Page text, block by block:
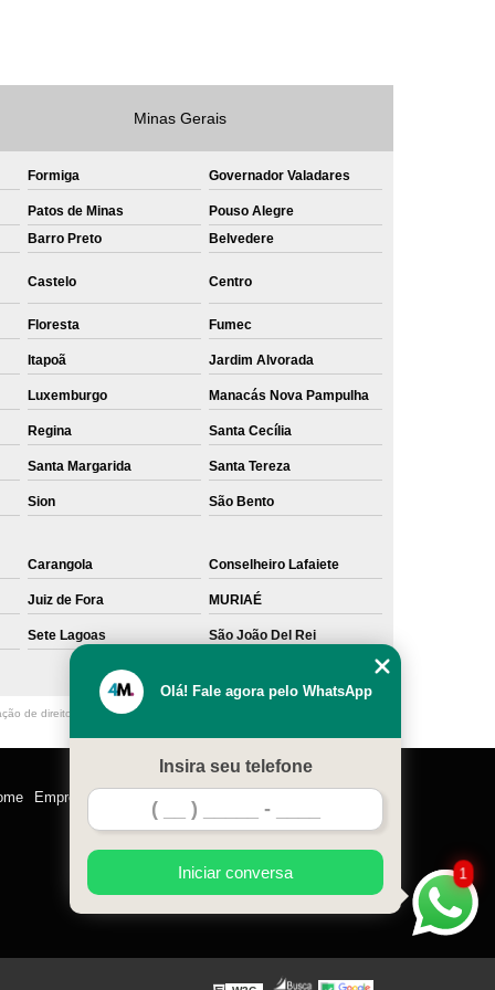
Private Label Confecção
Label de Malhas
Private Label Roupas
Sublimação Camiseta Algodão
Sublimação em Camisetas
Sublimação em Camisetas Lisas
em Tecido de Algodão
Sublimação Total em Camisetas
Minas Gerais
Formiga Governador Valadares
Patos de Minas
Pouso Alegre
Barro Preto Belvedere
Castelo Centro
Floresta Fumec
Itapoã Jardim Alvorada
Luxemburgo Manacás Nova Pampulha
Regina Santa Cecília
Santa Margarida Santa Tereza
Sion São Bento
Carangola Conselheiro Lafaiete
Juiz de Fora MURIAÉ
Sete Lagoas São João Del Rei
de direito autoral – artigo 184 do Código Penal –
Empresa Serviços
1
Olá! Fale agora pelo WhatsApp
Insira seu telefone
Iniciar conversa